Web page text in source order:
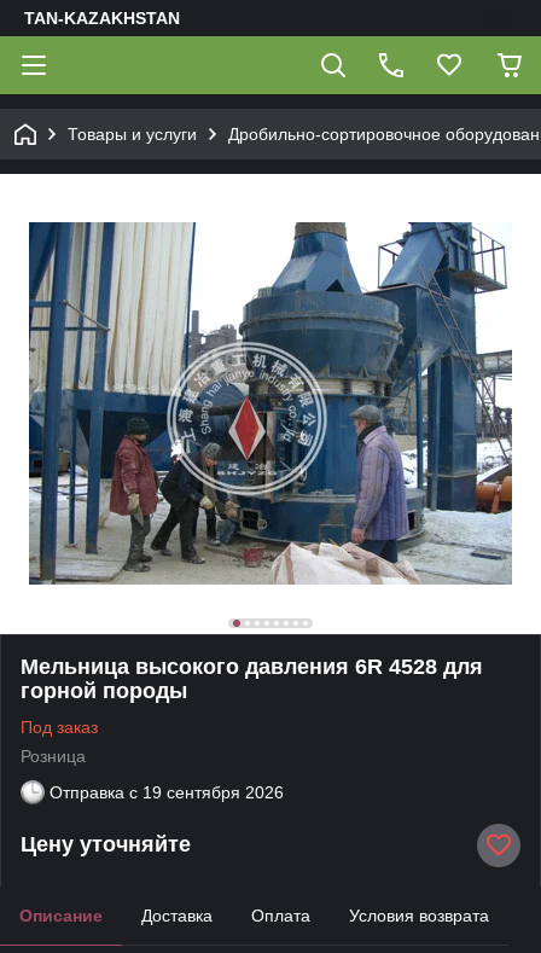
TAN-KAZAKHSTAN
Товары и услуги Дробильно-сортировочное
Мельница высокого давления 6R 4528 для
горной породы
Под заказ
Розница
Отправка с 19 сентября 2026
Цену уточняйте
Описание Доставка Оплата Условия возврата